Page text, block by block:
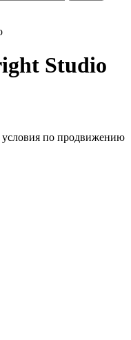
Studio
по продвижению